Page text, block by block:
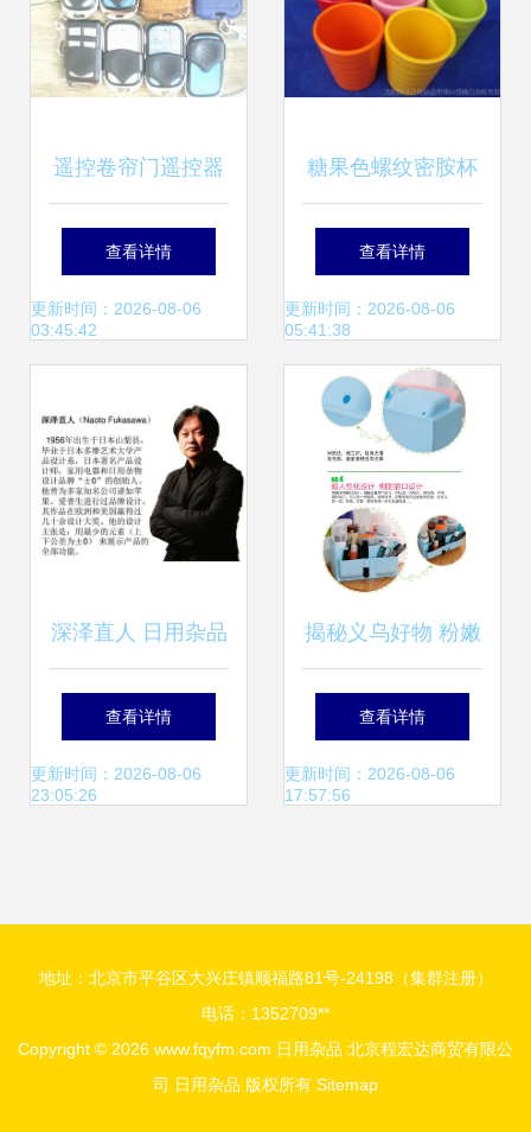
遥控卷帘门遥控器
坏了怎么办 实用解
答与遥控器常识
查看详情
更新时间：2026-08-06
03:45:42
糖果色螺纹密胺杯
耐摔、多彩与工厂
直供的创新日用品
查看详情
更新时间：2026-08-06
05:41:38
深泽直人 日用杂品
中的设计哲人
查看详情
更新时间：2026-08-06
23:05:26
揭秘义乌好物 粉嫩
大容量塑料收纳
盒，让桌面与化妆
查看详情
更新时间：2026-08-06
17:57:56
地址：北京市平谷区大兴庄镇顺福路81号-24198（集群注册）
电话：1352709**
Copyright © 2026 www.fqyfm.com 日用杂品 北京程宏达商贸有限公
司 日用杂品 版权所有 Sitemap